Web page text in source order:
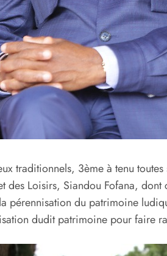
traditionnels, 3ème à tenu
des Loisirs, Siandou Fofana,
pérennisation du patrimoine
dudit patrimoine pour faire